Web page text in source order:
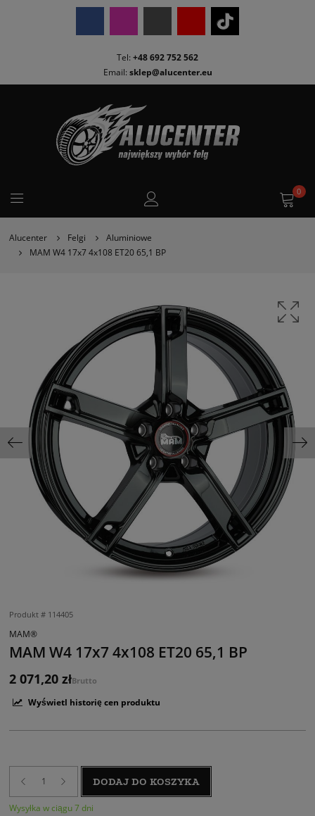
Tel: +48 692 752 562
Email: sklep@alucenter.eu
0
Alucenter Felgi
Aluminiowe
MAM W4 17x7 4x108 ET20 65,1 BP
Produkt # 114405
MAM®
MAM W4 17x7 4x108 ET20 65,1 BP
2 071,20 złBrutto
Wyświetl historię cen produktu
DODAJ DO KOSZYKA
Wysyłka w ciągu 7 dni